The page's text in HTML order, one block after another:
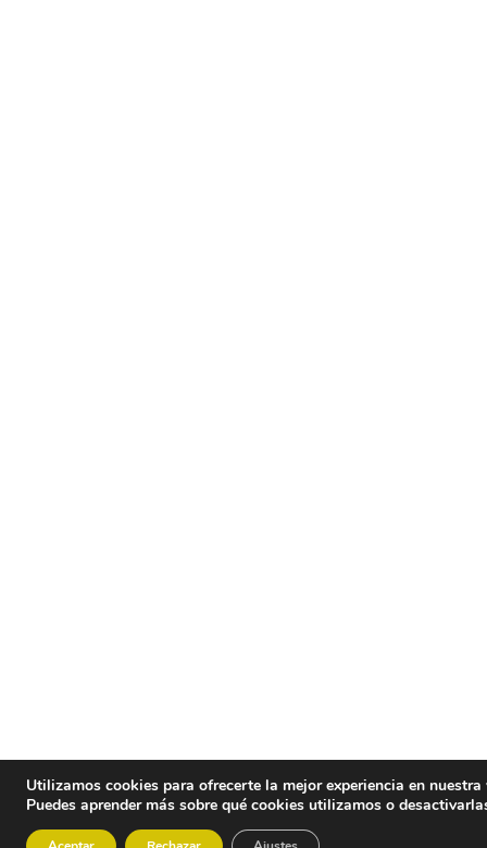
Utilizamos cookies para ofrecerte la mejor experiencia en nuestra
Puedes aprender más sobre qué cookies utilizamos o